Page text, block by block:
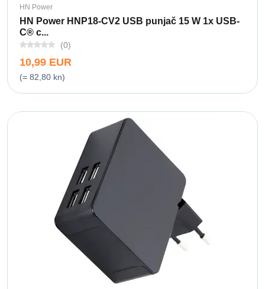
HN Power
HN Power HNP18-CV2 USB punjač 15 W 1x USB-
C® c...
(0)
10,99 EUR
(= 82,80 kn)